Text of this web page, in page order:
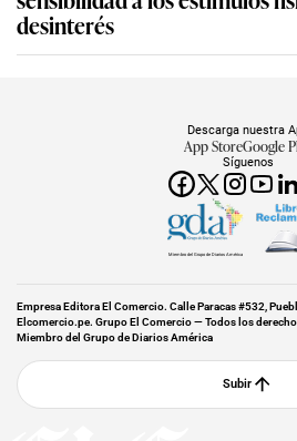
desinterés
Síguenos
Descarga nuestra
App StoreGoogle
Miembro del Grupo de Diarios América
Empresa Editora El Comercio. Calle Paracas #532,
Elcomercio.pe. Grupo El Comercio — Todos los
Miembro del Grupo de Diarios América
Subir